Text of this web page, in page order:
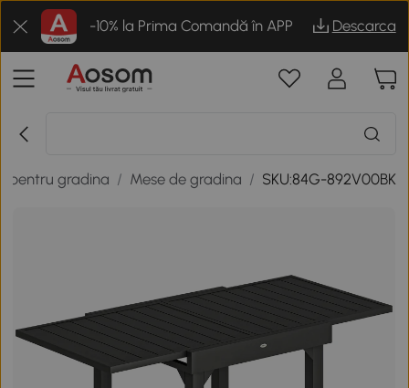
-10% la Prima Comandă în APP Descarca
pentru gradina / Mese de gradina / SKU:84G-892V00BK